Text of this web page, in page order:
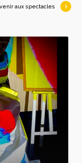
aux spectacles